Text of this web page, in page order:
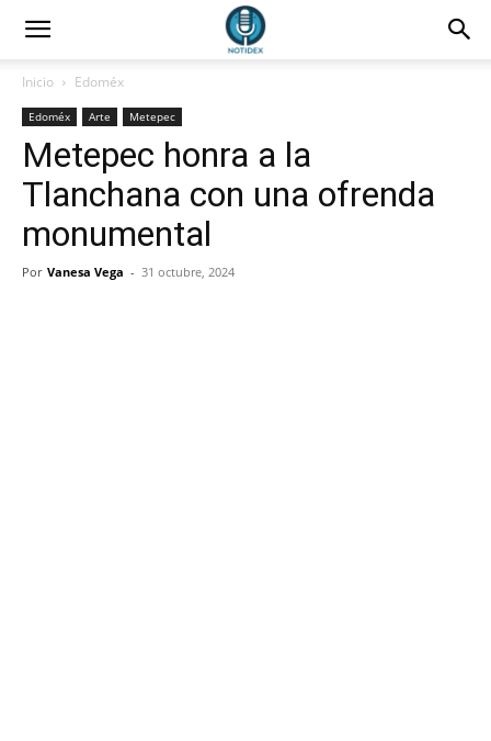
Inicio Edoméx
Edoméx Arte Metepec
Metepec honra a la
Tlanchana con una ofrenda
monumental
Por Vanesa Vega - 31 octubre, 2024